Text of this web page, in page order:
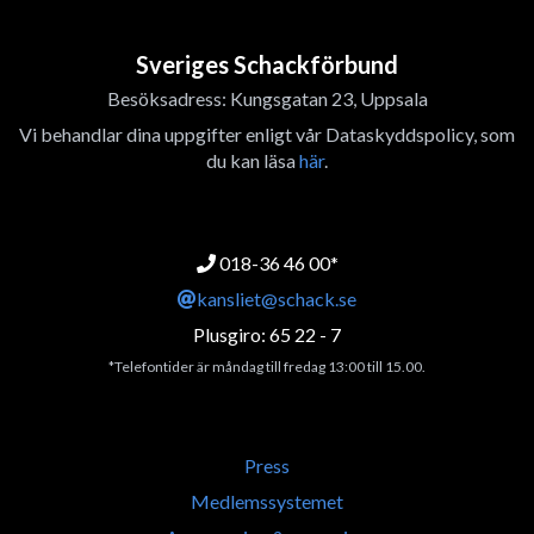
Sveriges Schackförbund
Besöksadress: Kungsgatan 23, Uppsala
Vi behandlar dina uppgifter enligt vår Dataskyddspolicy, som
du kan läsahär.
018-36 46 00*
kansliet@schack.se
Plusgiro: 65 22 - 7
*Telefontider är måndag till fredag 13:00 till 15.00.
Press
Medlemssystemet